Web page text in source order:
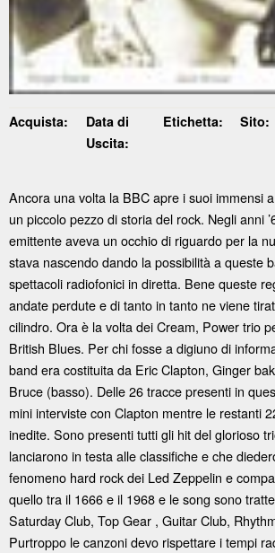
Acquista:
Data di
Uscita:
Etichetta: Sito:
Ancora una volta la BBC apre i suoi immensi
un piccolo pezzo di storia del rock. Negli anni
emittente aveva un occhio di riguardo per la
stava nascendo dando la possibilità a queste
spettacoli radiofonici in diretta. Bene queste
andate perdute e di tanto in tanto ne viene
cilindro. Ora è la volta dei Cream, Power trio
British Blues. Per chi fosse a digiuno di
band era costituita da Eric Clapton, Ginger
Bruce (basso). Delle 26 tracce presenti in
mini interviste con Clapton mentre le restanti
inedite. Sono presenti tutti gli hit del glorioso
lanciarono in testa alle classifiche e che
fenomeno hard rock dei Led Zeppelin e
quello tra il 1666 e il 1968 e le song sono
Saturday Club, Top Gear , Guitar Club,
Purtroppo le canzoni devo rispettare i tempi